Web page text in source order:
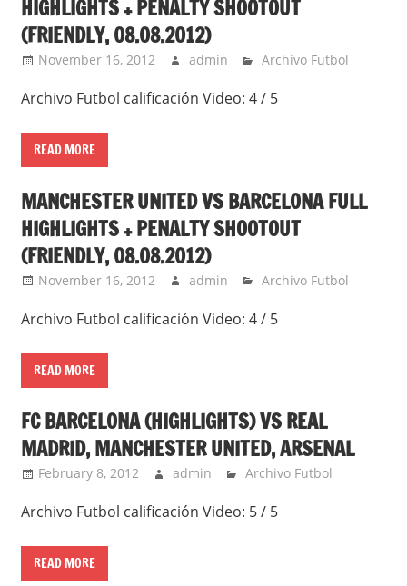
HIGHLIGHTS + PENALTY SHOOTOUT
(FRIENDLY, 08.08.2012)
November 16, 2012 admin Archivo Futbol
Archivo Futbol calificación Video: 4 / 5
READ MORE
MANCHESTER UNITED VS BARCELONA FULL
HIGHLIGHTS + PENALTY SHOOTOUT
(FRIENDLY, 08.08.2012)
November 16, 2012 admin Archivo Futbol
Archivo Futbol calificación Video: 4 / 5
READ MORE
FC BARCELONA (HIGHLIGHTS) VS REAL
MADRID, MANCHESTER UNITED, ARSENAL
February 8, 2012 admin Archivo Futbol
Archivo Futbol calificación Video: 5 / 5
READ MORE